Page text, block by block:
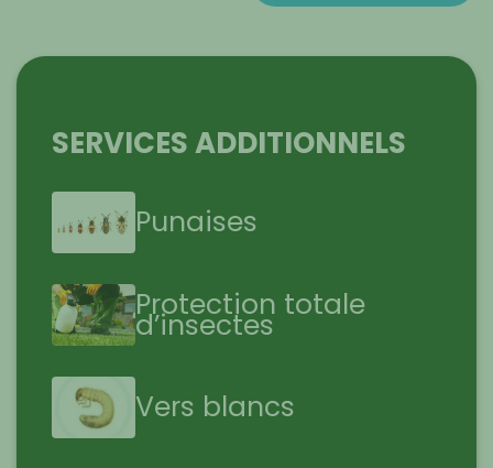
SERVICES ADDITIONNELS
Punaises
Protection totale
d’insectes
Vers blancs